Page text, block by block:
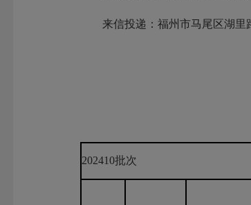
来信投递：福州市马尾区湖里路
202410批次